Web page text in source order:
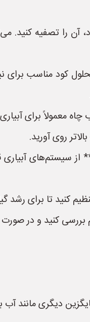
آن را تصفیه کنید.
کود مناسب برای
چاه معمولاً برای
روی آورید.
از سیستم‌های
دیگری مانند